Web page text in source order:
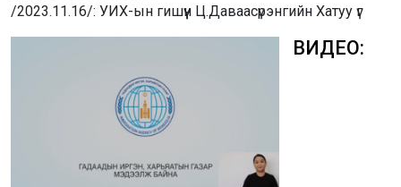
/2023.11.16/: УИХ-ын гишүүн Ц.Даваасүрэнгийн Хатуу үг
ВИДЕО: